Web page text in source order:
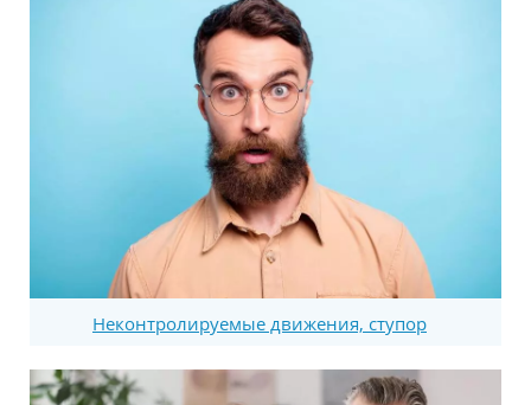
Неконтролируемые движения, ступор